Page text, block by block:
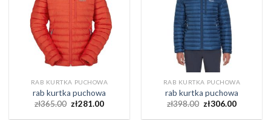
RAB KURTKA PUCHOWA
rab kurtka puchowa
zł365.00 zł281.00
RAB KURTKA PUCHOWA
rab kurtka puchowa
zł398.00 zł306.00